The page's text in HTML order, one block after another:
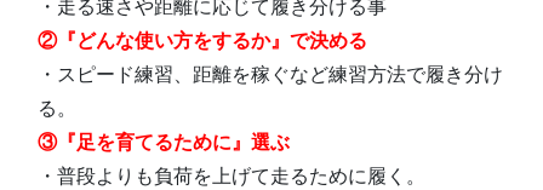
②『どんな使い方をするか』で決める
・スピード練習、距離を稼ぐなど練習方法で履き分け
る。
③『足を育てるために』選ぶ
・普段よりも負荷を上げて走るために履く。